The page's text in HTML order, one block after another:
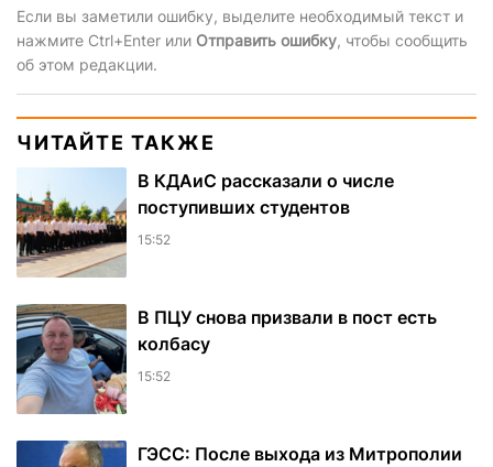
Если вы заметили ошибку, выделите необходимый текст и
нажмите Ctrl+Enter или Отправить ошибку, чтобы сообщить
об этом редакции.
ЧИТАЙТЕ ТАКЖЕ
В КДАиС рассказали о числе
поступивших студентов
15:52
В ПЦУ снова призвали в пост есть
колбасу
15:52
ГЭСС: После выхода из Митрополии